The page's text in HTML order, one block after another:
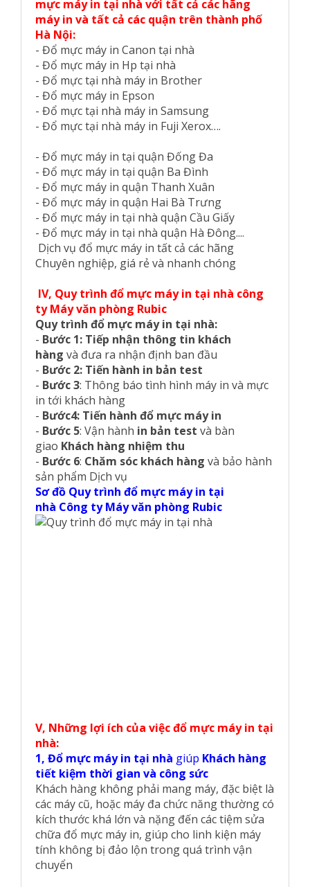
mực máy in tại nhà với tất cả các hãng
máy in và tất cả các quận trên thành phố
Hà Nội:
- Đổ mực máy in Canon tại nhà
- Đổ mực máy in Hp tại nhà
- Đổ mực tại nhà máy in Brother
- Đổ mực máy in Epson
- Đổ mực tại nhà máy in Samsung
- Đổ mực tại nhà máy in Fuji Xerox….
- Đổ mực máy in tại quận Đống Đa
- Đổ mực máy in tại quận Ba Đình
- Đổ mực máy in quận Thanh Xuân
- Đổ mực máy in quận Hai Bà Trưng
- Đổ mực máy in tại nhà quận Cầu Giấy
- Đổ mực máy in tại nhà quận Hà Đông....
Dịch vụ đổ mực máy in tất cả các hãng
Chuyên nghiệp, giá rẻ và nhanh chóng
IV, Quy trình đổ mực máy in tại nhà công
ty Máy văn phòng Rubic
Quy trình đổ mực máy in tại nhà:
- Bước 1: Tiếp nhận thông tin khách
hàng và đưa ra nhận định ban đầu
- Bước 2: Tiến hành in bản test
- Bước 3: Thông báo tình hình máy in và mực
in tới khách hàng
- Bước4: Tiến hành đổ mực máy in
- Bước 5: Vận hành in bản test và bàn
giao Khách hàng nhiệm thu
- Bước 6: Chăm sóc khách hàng và bảo hành
sản phẩm Dịch vụ
Sơ đồ Quy trình đổ mực máy in tại
nhà Công ty Máy văn phòng Rubic
V, Những lợi ích của việc đổ mực máy in tại
nhà:
1, Đổ mực máy in tại nhà giúp Khách hàng
tiết kiệm thời gian và công sức
Khách hàng không phải mang máy, đặc biệt là
các máy cũ, hoặc máy đa chức năng thường có
kích thước khá lớn và nặng đến các tiệm sửa
chữa đổ mực máy in, giúp cho linh kiện máy
tính không bị đảo lộn trong quá trình vận
chuyển